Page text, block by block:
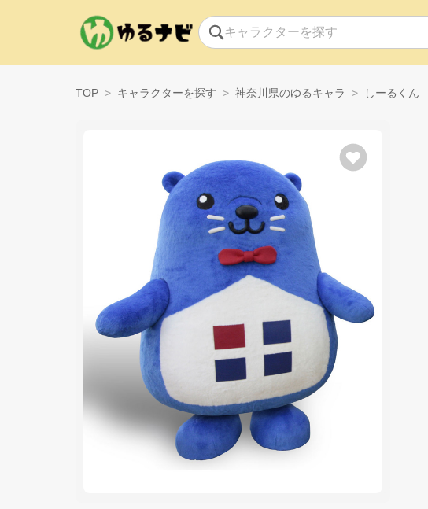
TOP キャラクターを探す 神奈川県のゆるキャラ しーるくん